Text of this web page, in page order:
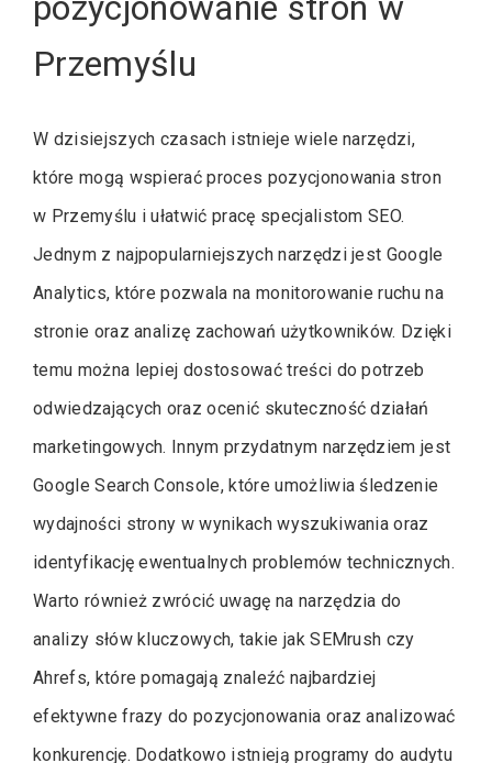
Przemyślu
W dzisiejszych czasach istnieje wiele narzędzi,
które mogą wspierać proces pozycjonowania stron
w Przemyślu i ułatwić pracę specjalistom SEO.
Jednym z najpopularniejszych narzędzi jest Google
Analytics, które pozwala na monitorowanie ruchu na
stronie oraz analizę zachowań użytkowników. Dzięki
temu można lepiej dostosować treści do potrzeb
odwiedzających oraz ocenić skuteczność działań
marketingowych. Innym przydatnym narzędziem jest
Google Search Console, które umożliwia śledzenie
wydajności strony w wynikach wyszukiwania oraz
identyfikację ewentualnych problemów technicznych.
Warto również zwrócić uwagę na narzędzia do
analizy słów kluczowych, takie jak SEMrush czy
Ahrefs, które pomagają znaleźć najbardziej
efektywne frazy do pozycjonowania oraz analizować
konkurencję. Dodatkowo istnieją programy do audytu